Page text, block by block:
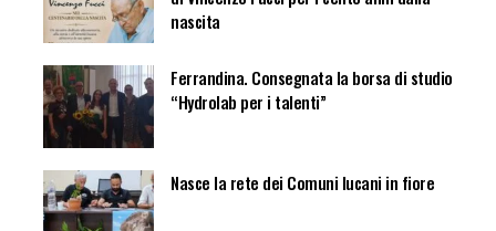
nascita
Ferrandina. Consegnata la borsa di studio
“Hydrolab per i talenti”
Nasce la rete dei Comuni lucani in fiore